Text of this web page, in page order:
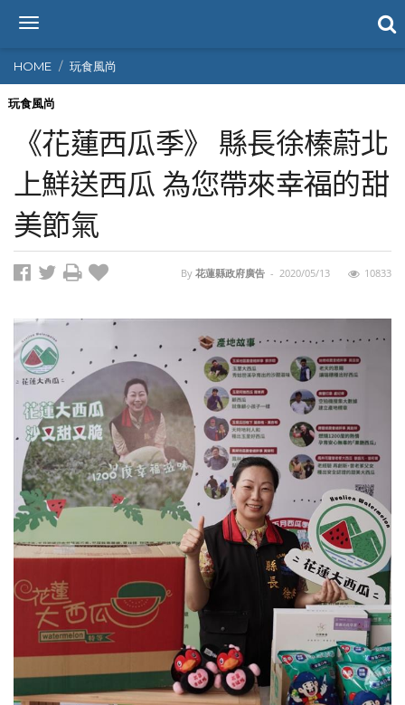
T
g
g
l
n
a
v
i
g
a
t
HOME 玩食風尚
玩食風尚
《花蓮西瓜季》 縣長徐榛蔚北
上鮮送西瓜 為您帶來幸福的甜
美節氣
By 花蓮縣政府廣告 - 2020/05/13 10833